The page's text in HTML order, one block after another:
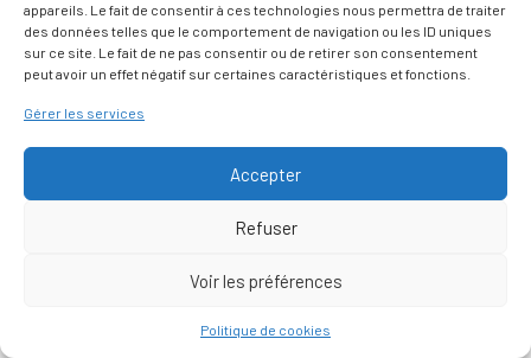
appareils. Le fait de consentir à ces technologies nous permettra de traiter
des données telles que le comportement de navigation ou les ID uniques
sur ce site. Le fait de ne pas consentir ou de retirer son consentement
peut avoir un effet négatif sur certaines caractéristiques et fonctions.
Gérer les services
Accepter
Refuser
Voir les préférences
Politique de cookies